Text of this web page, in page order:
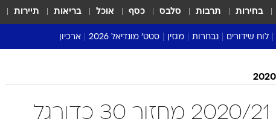
בחירות תרבות סלבס כסף אוכל בריאות תיירות
לוח שידורים נבחרות מגזין סטט' מונדיאל 2026 ארכיון